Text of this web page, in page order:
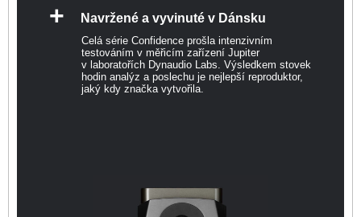
+ Navržené a vyvinuté v Dánsku
Celá série Confidence prošla intenzivním
testováním v měřicím zařízení Jupiter
v laboratořích Dynaudio Labs. Výsledkem stovek
hodin analýz a poslechu je nejlepší reproduktor,
jaký kdy značka vytvořila.